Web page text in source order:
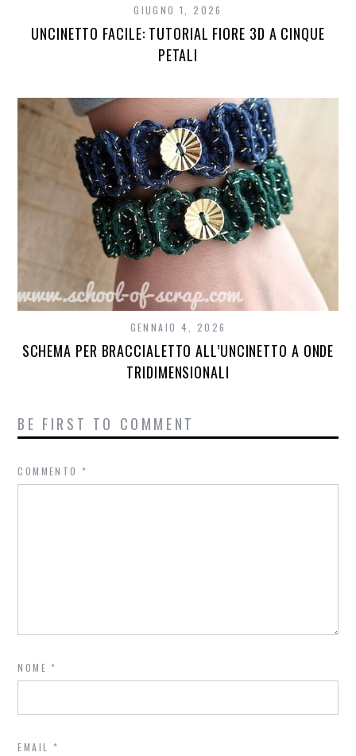
GIUGNO 1, 2026
UNCINETTO FACILE: TUTORIAL FIORE 3D A CINQUE
PETALI
GENNAIO 4, 2026
SCHEMA PER BRACCIALETTO ALL’UNCINETTO A ONDE
TRIDIMENSIONALI
BE FIRST TO COMMENT
COMMENTO*
NOME*
EMAIL *